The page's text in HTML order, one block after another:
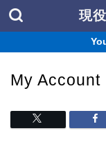
現
My Account